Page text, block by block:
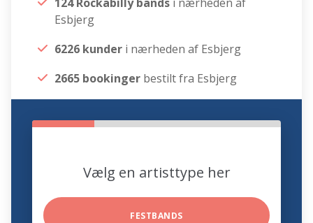
Esbjerg
6226 kunder i nærheden af Esbjerg
2665 bookinger bestilt fra Esbjerg
Vælg en artisttype her
FESTBANDS